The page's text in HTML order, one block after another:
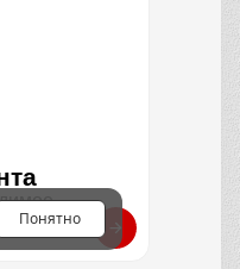
Понятно